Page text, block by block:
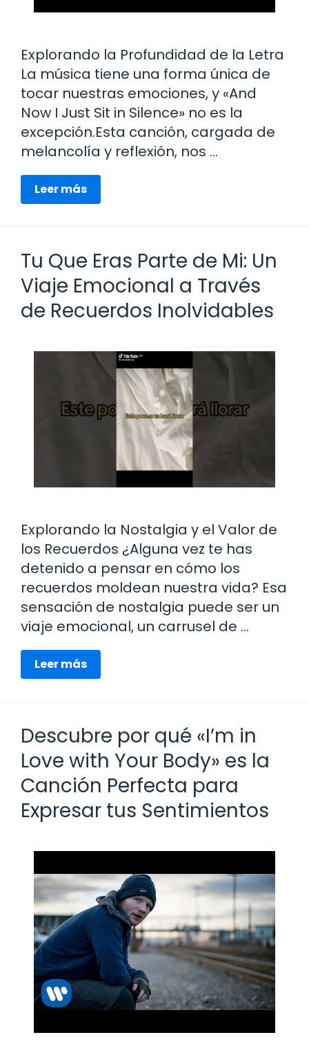
Explorando la Profundidad de la Letra
La música tiene una forma única de
tocar nuestras emociones, y «And
Now I Just Sit in Silence» no es la
excepción.Esta canción, cargada de
melancolía y reflexión, nos …
Leer más
Tu Que Eras Parte de Mi: Un
Viaje Emocional a Través
de Recuerdos Inolvidables
Explorando la Nostalgia y el Valor de
los Recuerdos ¿Alguna vez te has
detenido a pensar en cómo los
recuerdos moldean nuestra vida? Esa
sensación de nostalgia puede ser un
viaje emocional, un carrusel de …
Leer más
Descubre por qué «I’m in
Love with Your Body» es la
Canción Perfecta para
Expresar tus Sentimientos